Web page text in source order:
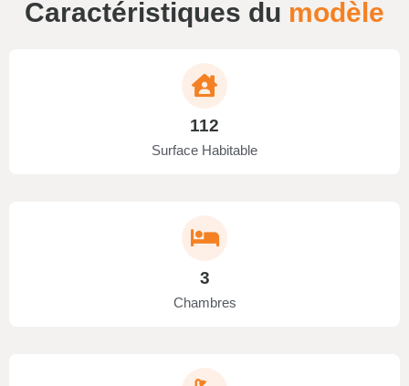
Caractéristiques du modèle
112
Surface Habitable
3
Chambres